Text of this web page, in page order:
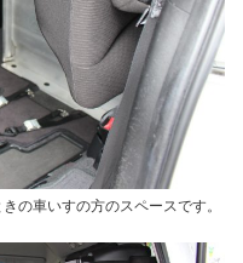
の車いすの方のスペースです。